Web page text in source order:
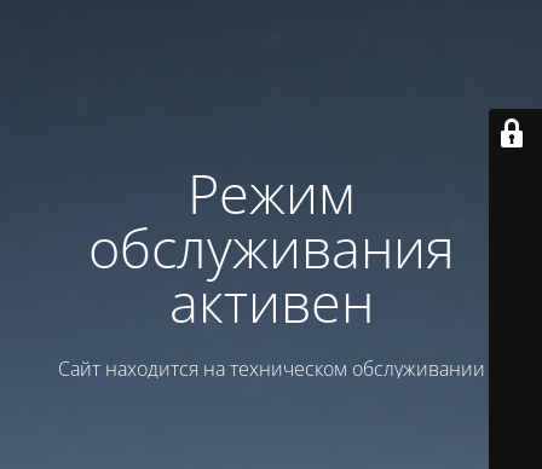
Режим
обслуживания
активен
Сайт находится на техническом обслуживании